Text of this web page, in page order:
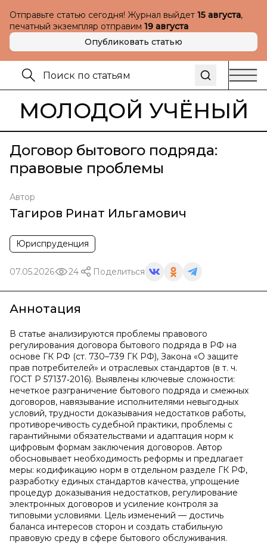
Отправьте статью сегодня! Журнал выйдет 15 августа,
печатный экземпляр отправим 19 августа
Опубликовать статью
МОЛОДОЙ УЧЁНЫЙ
Договор бытового подряда:
правовые проблемы
Автор
Тагиров Ринат Ильгамович
Юриспруденция
07.05.2026 24 Поделиться
Аннотация
В статье анализируются проблемы правового
регулирования договора бытового подряда в РФ на
основе ГК РФ (ст. 730–739 ГК РФ), Закона «О защите
прав потребителей» и отраслевых стандартов (в т. ч.
ГОСТ Р 57137‑2016). Выявлены ключевые сложности:
нечеткое разграничение бытового подряда и смежных
договоров, навязывание исполнителями невыгодных
условий, трудности доказывания недостатков работы,
противоречивость судебной практики, проблемы с
гарантийными обязательствами и адаптация норм к
цифровым формам заключения договоров. Автор
обосновывает необходимость реформы и предлагает
меры: кодификацию норм в отдельном разделе ГК РФ,
разработку единых стандартов качества, упрощение
процедур доказывания недостатков, регулирование
электронных договоров и усиление контроля за
типовыми условиями. Цель изменений — достичь
баланса интересов сторон и создать стабильную
правовую среду в сфере бытового обслуживания.